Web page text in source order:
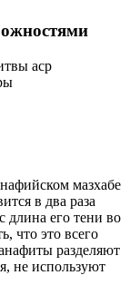
аср
мазхабе
в два раза
длина его тени во
что это всего
разделяют
не используют